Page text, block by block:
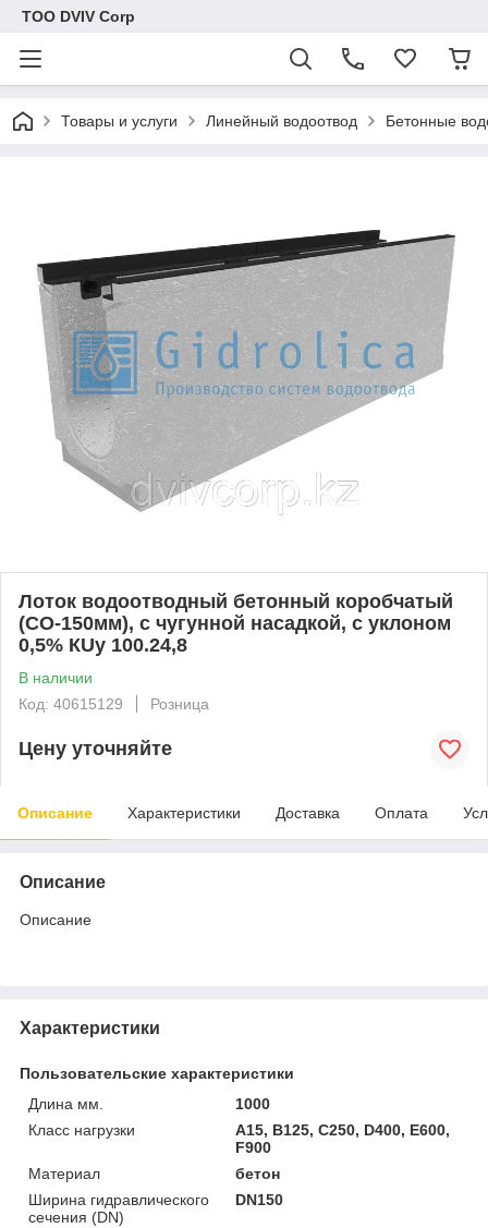
ТОО DVIV Corp
Товары и услуги Линейный водоотвод Бетонные
Лоток водоотводный бетонный коробчатый
(СО-150мм), с чугунной насадкой, с уклоном
0,5% КUу 100.24,8
В наличии
Код: 40615129
Розница
Цену уточняйте
Описание Характеристики Доставка Оплата
Описание
Описание
Характеристики
Пользовательские характеристики
Длина мм.
1000
Класс нагрузки
A15, B125, C250, D400, E600,
F900
Материал
бетон
Ширина гидравлического
сечения (DN)
DN150